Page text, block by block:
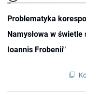
Problematyka
Namysłowa w
Ioannis Frobenii"